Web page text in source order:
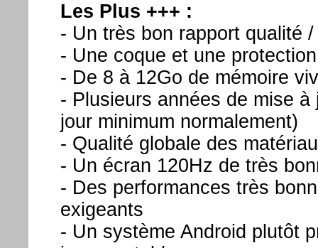
Les Plus +++ :
- Un très bon rapport qualité
- Une coque et une
- De 8 à 12Go de mémoire
- Plusieurs années de mise
jour minimum normalement)
- Qualité globale des
- Un écran 120Hz de très
- Des performances très
exigeants
- Un système Android plutôt